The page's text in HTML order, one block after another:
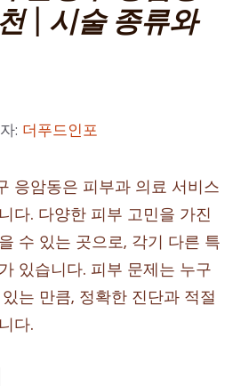
| 시술 종류와
: 더푸드인포
응암동은 피부과 의료 서비스
다. 다양한 피부 고민을 가진
수 있는 곳으로, 각기 다른 특
있습니다. 피부 문제는 누구
는 만큼, 정확한 진단과 적절
다.